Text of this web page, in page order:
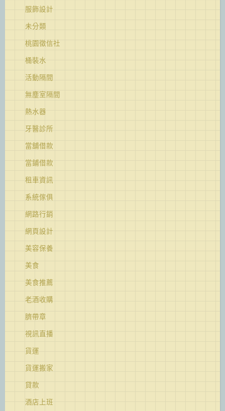
服飾設計
未分類
桃園徵信社
桶裝水
活動隔間
無塵室隔間
熱水器
牙醫診所
當舖借款
當鋪借款
租車資訊
系統傢俱
網路行銷
網頁設計
美容保養
美食
美食推薦
老酒收購
臍帶章
視訊直播
貨運
貨運搬家
貸款
酒店上班